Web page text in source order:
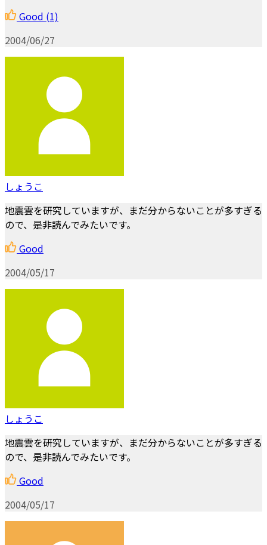
Good (1)
2004/06/27
しょうこ
地震雲を研究していますが、まだ分からないことが多すぎる
ので、是非読んでみたいです。
Good
2004/05/17
しょうこ
地震雲を研究していますが、まだ分からないことが多すぎる
ので、是非読んでみたいです。
Good
2004/05/17